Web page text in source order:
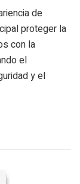
de
proteger la
con la
el
y el